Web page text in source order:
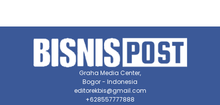
Graha Media Center,
Bogor - Indonesia
editorekbis@gmail.com
+628557777888